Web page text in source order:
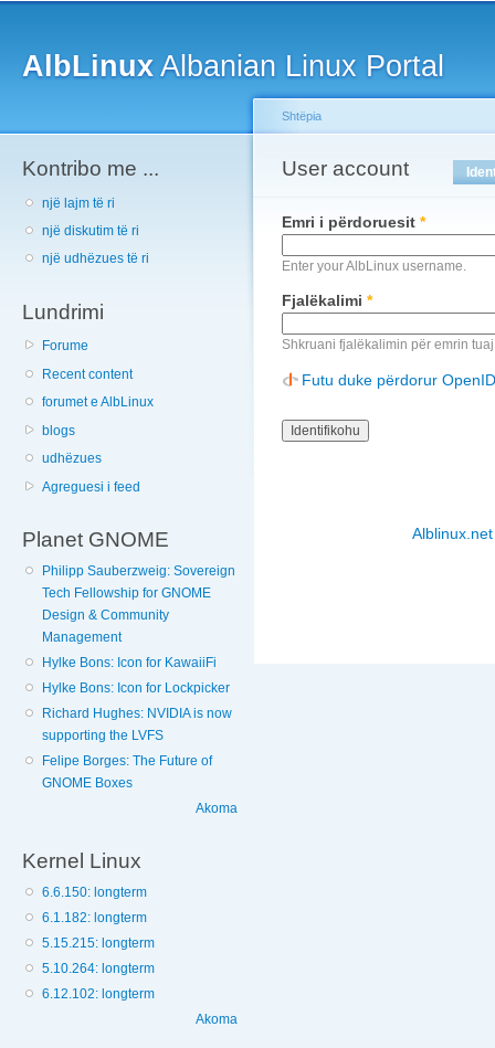
AlbLinuxAlbanian Linux Portal
Kontribo me ...
një lajm të ri
një diskutim të ri
një udhëzues të ri
Lundrimi
Forume
Recent content
forumet e AlbLinux
blogs
udhëzues
Agreguesi i feed
Planet GNOME
Philipp Sauberzweig: Sovereign
Tech Fellowship for GNOME
Design & Community
Management
Hylke Bons: Icon for KawaiiFi
Hylke Bons: Icon for Lockpicker
Richard Hughes: NVIDIA is now
supporting the LVFS
Felipe Borges: The Future of
GNOME Boxes
Akoma
Kernel Linux
6.6.150: longterm
6.1.182: longterm
5.15.215: longterm
5.10.264: longterm
6.12.102: longterm
Akoma
You are here
Shtëpia
User account
Primary tabs
Emri i përdoruesit *
Enter your AlbLinux username.
Fjalëkalimi *
Shkruani fjalëkalimin për emrin
Futu duke përdorur
Alblinux.net